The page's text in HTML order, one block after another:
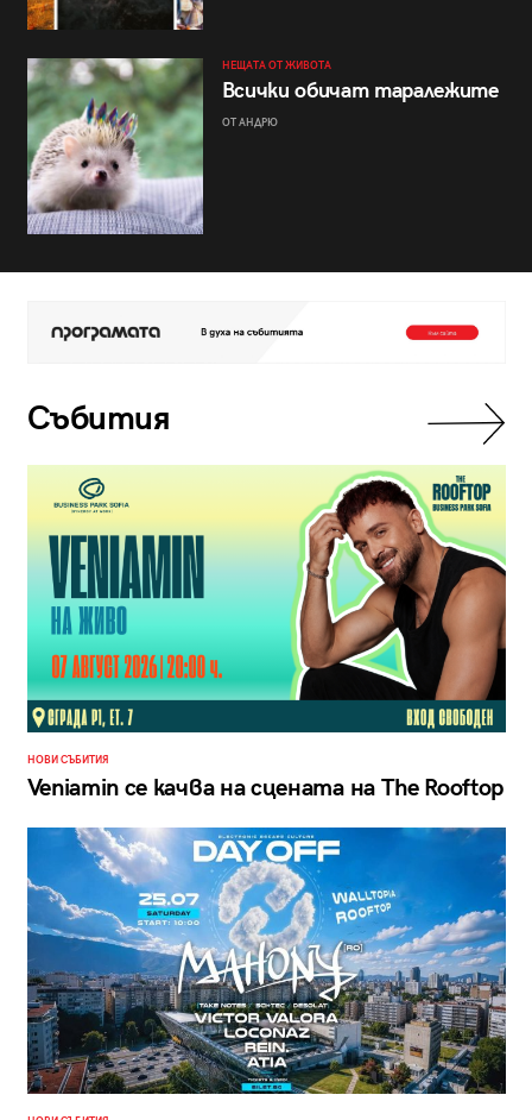
НЕЩАТА ОТ ЖИВОТА
Всички обичат таралежите
ОТ АНДРЮ
Събития
НОВИ СЪБИТИЯ
Veniamin се качва на сцената на The Rooftop